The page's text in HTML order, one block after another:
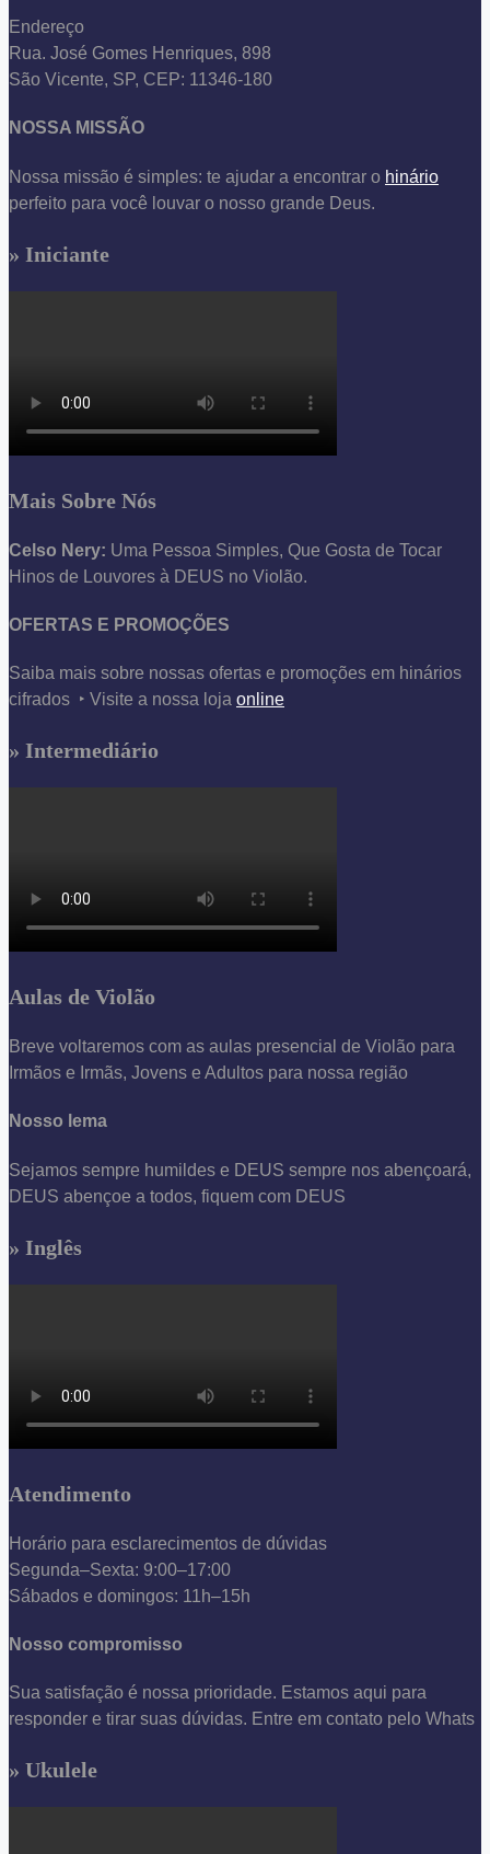
Endereço
Rua. José Gomes Henriques, 898
São Vicente, SP, CEP: 11346-180
NOSSA MISSÃO
Nossa missão é simples: te ajudar a encontrar o hinário
perfeito para você louvar o nosso grande Deus.
» Iniciante
Mais Sobre Nós
Celso Nery: Uma Pessoa Simples, Que Gosta de Tocar
Hinos de Louvores à DEUS no Violão.
OFERTAS E PROMOÇÕES
Saiba mais sobre nossas ofertas e promoções em hinários
cifrados ‣ Visite a nossa loja online
» Intermediário
Aulas de Violão
Breve voltaremos com as aulas presencial de Violão para
Irmãos e Irmãs, Jovens e Adultos para nossa região
Nosso lema
Sejamos sempre humildes e DEUS sempre nos abençoará,
DEUS abençoe a todos, fiquem com DEUS
» Inglês
Atendimento
Horário para esclarecimentos de dúvidas
Segunda–Sexta: 9:00–17:00
Sábados e domingos: 11h–15h
Nosso compromisso
Sua satisfação é nossa prioridade. Estamos aqui para
responder e tirar suas dúvidas. Entre em contato pelo Whats
» Ukulele